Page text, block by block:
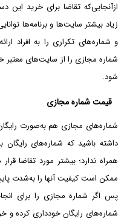
ازآنجایی‌که تقاضا برای خرید این
زیاد بیشتر سایت‌ها و برنامه‌ها
و شماره‌های تکراری را به افراد
شماره مجازی را از سایت‌های
شود.
قیمت شماره مجازی
شماره‌های مجازی هم به‌صورت
داشته باشید که شماره‌های رایگان
همراه ندارد؛ بیشتر مورد تقاضا
ممکن است کیفیت آنها را به‌شدت
پس اگر شماره مجازی را برای
شماره‌های رایگان خودداری کرده و